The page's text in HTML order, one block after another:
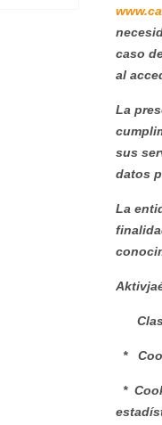
caso
al
La
sus
datos
La
*
*